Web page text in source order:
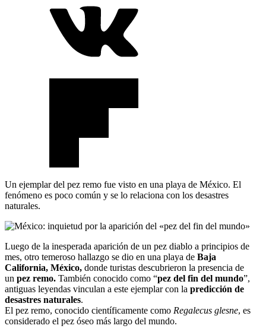
Un ejemplar del pez remo fue visto en una playa de México. El
fenómeno es poco común y se lo relaciona con los desastres
naturales.
Luego de la inesperada aparición de un pez diablo a principios de
mes, otro temeroso hallazgo se dio en una playa de Baja
California, México, donde turistas descubrieron la presencia de
un pez remo. También conocido como “pez del fin del mundo”,
antiguas leyendas vinculan a este ejemplar con la predicción de
desastres naturales.
El pez remo, conocido científicamente como Regalecus glesne, es
considerado el pez óseo más largo del mundo.